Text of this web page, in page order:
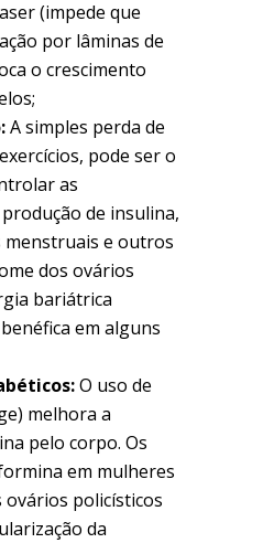
(impede que
por lâminas de
o crescimento
A simples perda de
pode ser o
as
de insulina,
e outros
dos ovários
bariátrica
em alguns
O uso de
melhora a
pelo corpo. Os
em mulheres
ovários policísticos
da